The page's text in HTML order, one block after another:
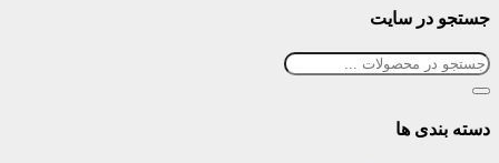
جستجو در سایت
دسته بندی ها